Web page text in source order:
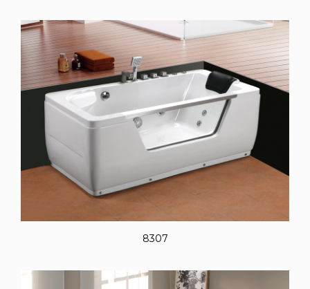
8307